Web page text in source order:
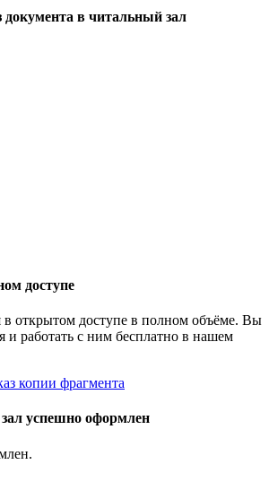
документа в читальный зал
доступе
в открытом доступе в полном объёме. Вы
и работать с ним бесплатно в нашем
копии фрагмента
успешно оформлен